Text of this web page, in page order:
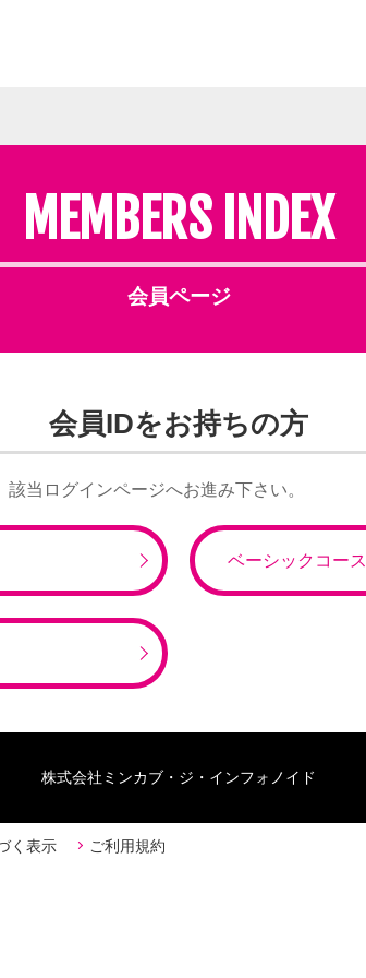
MEMBERS INDEX
会員ページ
会員IDをお持ちの方
当ログインページへお進み下さい。
ベーシックコース
株式会社ミンカブ・ジ・インフォノイド
く表示 ご利用規約